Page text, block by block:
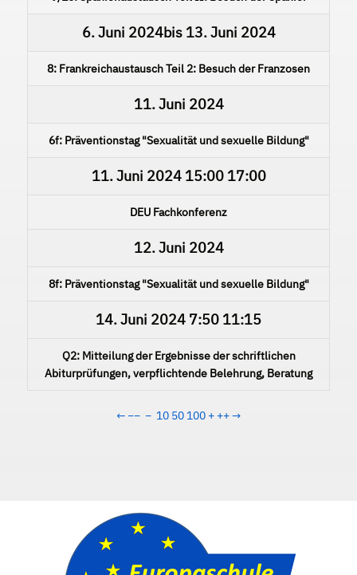
6. Juni 2024bis 13. Juni 2024
8: Frankreichaustausch Teil 2: Besuch der Franzosen
11. Juni 2024
6f: Präventionstag "Sexualität und sexuelle Bildung"
11. Juni 202415:00 17:00
DEU Fachkonferenz
12. Juni 2024
8f: Präventionstag "Sexualität und sexuelle Bildung"
14. Juni 2024 7:50 11:15
Q2: Mitteilung der Ergebnisse der schriftlichen
Abiturprüfungen, verpflichtende Belehrung, Beratung
← −− − 10 50 100 + ++→